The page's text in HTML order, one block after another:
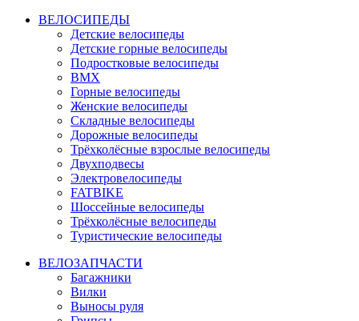
ВЕЛОСИПЕДЫ
Детские велосипеды
Детские горные велосипеды
Подростковые велосипеды
BMX
Горные велосипеды
Женские велосипеды
Складные велосипеды
Дорожные велосипеды
Трёхколёсные взрослые велосипеды
Двухподвесы
Электровелосипеды
FATBIKE
Шоссейные велосипеды
Трёхколёсные велосипеды
Туристические велосипеды
ВЕЛОЗАПЧАСТИ
Багажники
Вилки
Выносы руля